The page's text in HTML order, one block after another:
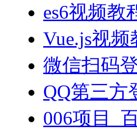
es6视频教
Vue.js视频
微信扫码
QQ第三方
006项目_